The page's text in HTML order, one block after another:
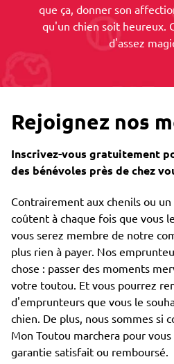
que ça, donner son
qu'un chien soit heureux.
d'assez
Rejoignez nos
Inscrivez-vous gratuitement
des bénévoles près de chez
Contrairement aux chenils ou
coûtent à chaque fois que vous
vous serez membre de notre
plus rien à payer. Nos
chose : passer des moments
votre toutou. Et vous pourrez
d'emprunteurs que vous le
chien. De plus, nous sommes si
Mon Toutou marchera pour
garantie satisfait ou remboursé.